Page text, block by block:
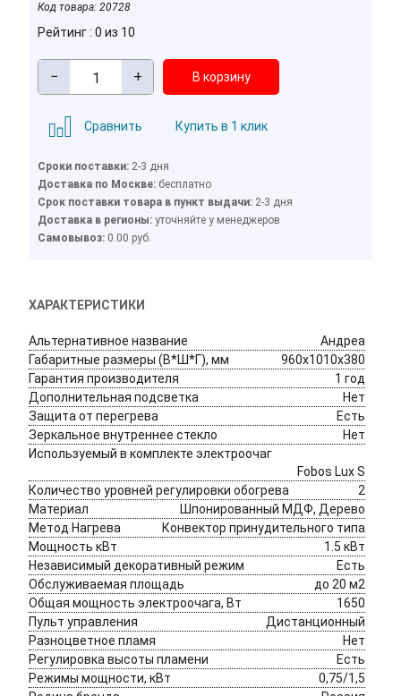
Код товара: 20728
Рейтинг : 0 из 10
− +
Сравнить Купить в 1 клик
Сроки поставки: 2-3 дня
Доставка по Москве: бесплатно
Cрок поставки товара в пункт выдачи: 2-3 дня
Доставка в регионы: уточняйте у менеджеров
Cамовывоз: 0.00 руб.
ХАРАКТЕРИСТИКИ
Альтернативное название
Андреа
Габаритные размеры (В*Ш*Г), мм
960х1010х380
Гарантия производителя
1 год
Дополнительная подсветка
Нет
Защита от перегрева
Есть
Зеркальное внутреннее стекло
Нет
Используемый в комплекте электроочаг
Fobos Lux S
Количество уровней регулировки обогрева
2
Материал
Шпонированный МДФ, Дерево
Метод Нагрева
Конвектор принудительного типа
Мощность кВт
1.5 кВт
Независимый декоративный режим
Есть
Обслуживаемая площадь
до 20 м2
Общая мощность электроочага, Вт
1650
Пульт управления
Дистанционный
Разноцветное пламя
Нет
Регулировка высоты пламени
Есть
Режимы мощности, кВт
0,75/1,5